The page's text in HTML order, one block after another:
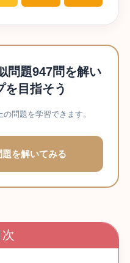
問題947問を解い
を目指そう
問題を学習できます。
を解いてみる
次